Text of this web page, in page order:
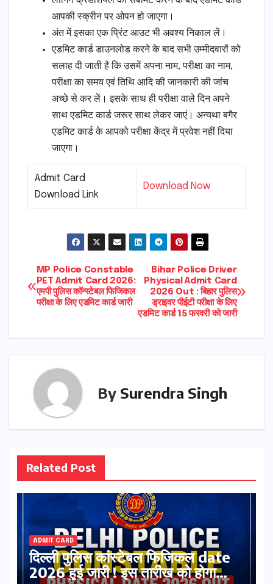
आपकी स्क्रीन पर ओपन हो जाएगा।
अंत में इसका एक प्रिंट आउट भी अवश्य निकाल लें।
एडमिट कार्ड डाउनलोड करने के बाद सभी उम्मीदवारों को
सलाह दी जाती है कि उसमें अपना नाम, परीक्षा का नाम,
परीक्षा का समय एवं तिथि आदि की जानकारी की जांच
अच्छे से कर लें। इसके साथ ही परीक्षा वाले दिन अपने
साथ एडमिट कार्ड जरूर साथ लेकर जाएं। अन्यथा बगैर
एडमिट कार्ड के आपको परीक्षा केंद्र में प्रवेश नहीं दिया
जाएगा।
Admit Card
Download Link
Download Now
Post
navigation
Bihar Police Driver
Physical Admit Card
2026 Out : बिहार पुलिस
ड्राइवर पीईटी परीक्षा के लिए
एडमिट कार्ड 15 फरवरी को जारी
MP Police Constable
PET Admit Card 2026:
एमपी पुलिस कॉन्स्टेबल फिजिकल
परीक्षा के लिए एडमिट कार्ड जारी
By Surendra Singh
Related Post
ADMIT CARD
दिल्ली पुलिस कांस्टेबल फिजिकल date
2026 हुई जारी ! इस तारीख को होगा